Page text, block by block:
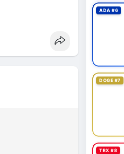
ADA #6
DOGE #7
TRX #8